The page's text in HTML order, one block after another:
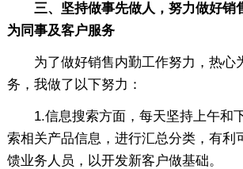
三、坚持做事先做人，努力做好销
为同事及客户服务
为了做好销售内勤工作努力，热心
务，我做了以下努力：
1.信息搜索方面，每天坚持上午和
索相关产品信息，进行汇总分类，有利
馈业务人员，以开发新客户做基础。